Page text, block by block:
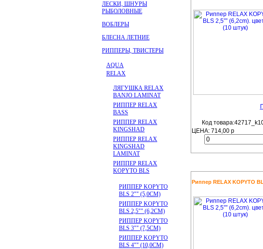
ЛЕСКИ, ШНУРЫ
РЫБОЛОВНЫЕ
ВОБЛЕРЫ
БЛЕСНА ЛЕТНИЕ
РИППЕРЫ, ТВИСТЕРЫ
AQUA
RELAX
ЛЯГУШКА RELAX
BANJO LAMINAT
РИППЕР RELAX
BASS
РИППЕР RELAX
KINGSHAD
РИППЕР RELAX
KINGSHAD
LAMINAT
РИППЕР RELAX
KOPYTO BLS
РИППЕР KOPYTO
BLS 2"" (5,0CM)
РИППЕР KOPYTO
BLS 2,5"" (6,2CM)
РИППЕР KOPYTO
BLS 3"" (7,5CM)
РИППЕР KOPYTO
BLS 4"" (10,0CM)
Код
ЦЕНА: 714,00 р
Риппер RELAX KOPYTO